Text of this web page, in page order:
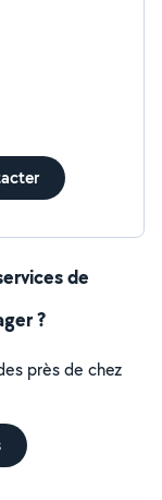
de placo,
de
?
près de chez